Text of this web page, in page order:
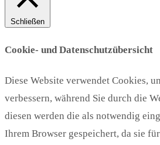
Schließen
Cookie- und Datenschutzübersicht
Diese Website verwendet Cookies,
verbessern, während Sie durch die
diesen werden die als notwendig
Ihrem Browser gespeichert, da sie